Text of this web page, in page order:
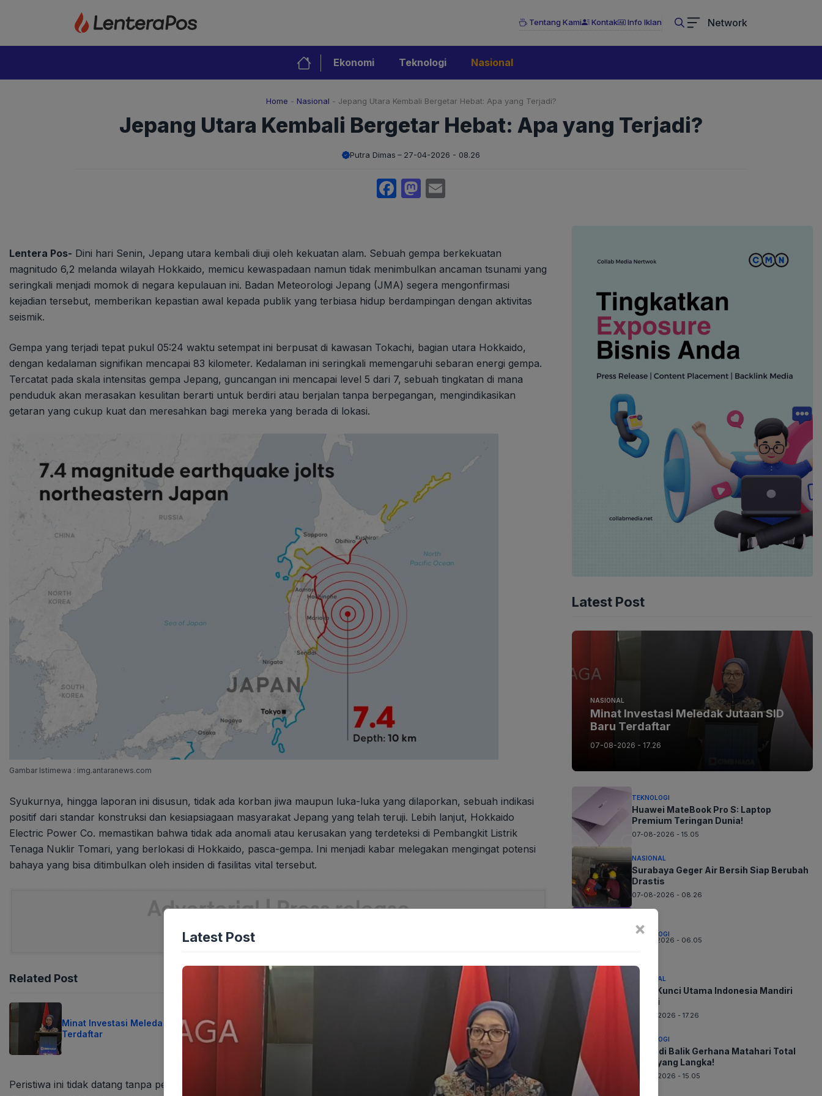
Tentang Kami Kontak Info Iklan Network
Ekonomi Teknologi Nasional
Home - Nasional - Jepang Utara Kembali Bergetar Hebat: Apa yang Terjadi?
Jepang Utara Kembali Bergetar Hebat: Apa yang Terjadi?
Putra Dimas 27-04-2026 - 08.26
Facebook
Mastodon
Lentera Pos- Dini hari Senin, Jepang utara kembali diuji oleh kekuatan alam. Sebuah gempa berkekuatan
magnitudo 6,2 melanda wilayah Hokkaido, memicu kewaspadaan namun tidak menimbulkan ancaman tsunami yang
seringkali menjadi momok di negara kepulauan ini. Badan Meteorologi Jepang (JMA) segera mengonfirmasi
kejadian tersebut, memberikan kepastian awal kepada publik yang terbiasa hidup berdampingan dengan aktivitas
seismik.
Gempa yang terjadi tepat pukul 05:24 waktu setempat ini berpusat di kawasan Tokachi, bagian utara Hokkaido,
dengan kedalaman signifikan mencapai 83 kilometer. Kedalaman ini seringkali memengaruhi sebaran energi gempa.
Tercatat pada skala intensitas gempa Jepang, guncangan ini mencapai level 5 dari 7, sebuah tingkatan di mana
penduduk akan merasakan kesulitan berarti untuk berdiri atau berjalan tanpa berpegangan, mengindikasikan
getaran yang cukup kuat dan meresahkan bagi mereka yang berada di lokasi.
Gambar Istimewa : img.antaranews.com
Syukurnya, hingga laporan ini disusun, tidak ada korban jiwa maupun luka-luka yang dilaporkan, sebuah indikasi
positif dari standar konstruksi dan kesiapsiagaan masyarakat Jepang yang telah teruji. Lebih lanjut, Hokkaido
Electric Power Co. memastikan bahwa tidak ada anomali atau kerusakan yang terdeteksi di Pembangkit Listrik
Tenaga Nuklir Tomari, yang berlokasi di Hokkaido, pasca-gempa. Ini menjadi kabar melegakan mengingat potensi
bahaya yang bisa ditimbulkan oleh insiden di fasilitas vital tersebut.
Related Post
Minat Investasi Meledak Jutaan SID Baru
Terdaftar
Surabaya Geger Air Bersih Siap Berubah Drastis
Peristiwa ini tidak datang tanpa peringatan. Gempa Senin ini terjadi di tengah periode kewaspadaan tinggi yang
Latest Post
NASIONAL
Minat Investasi Meledak Jutaan SID
Baru Terdaftar
07-08-2026 - 17.26
TEKNOLOGI
Huawei MateBook Pro S: Laptop
Premium Teringan Dunia!
07-08-2026 - 15.05
NASIONAL
Surabaya Geger Air Bersih Siap Berubah
Drastis
07-08-2026 - 08.26
TEKNOLOGI
07-08-2026 - 06.05
NASIONAL
PLTS Kunci Utama Indonesia Mandiri
Energi
06-08-2026 - 17.26
TEKNOLOGI
Sains di Balik Gerhana Matahari Total
2026 yang Langka!
06-08-2026 - 15.05
×
Latest Post